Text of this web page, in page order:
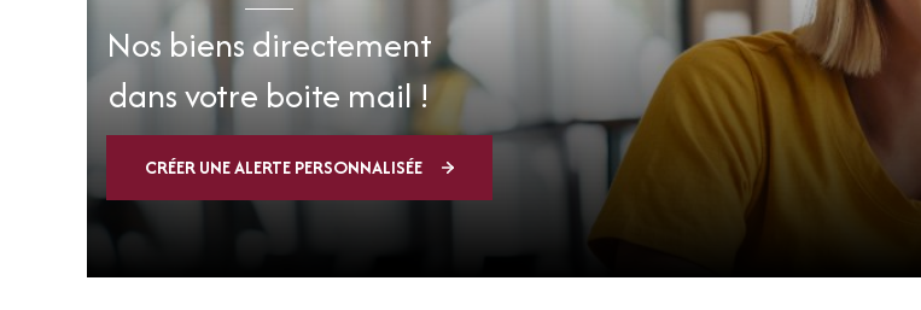
Nos biens directement
dans votre boite mail !
CRÉER UNE ALERTE PERSONNALISÉE